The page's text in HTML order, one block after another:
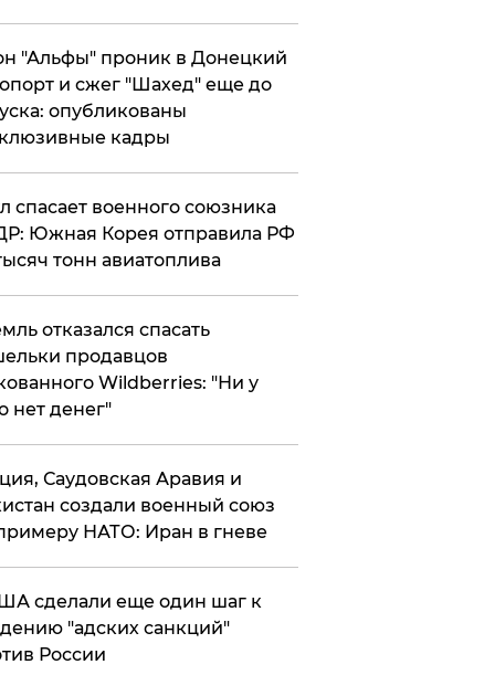
"Альфы" проник в Донецкий
и сжег "Шахед" еще до
опубликованы
кадры
спасает военного союзника
Южная Корея отправила РФ
тонн авиатоплива
отказался спасать
продавцов
Wildberries: "Ни у
нет денег"
Саудовская Аравия и
создали военный союз
НАТО: Иран в гневе
сделали еще один шаг к
"адских санкций"
России